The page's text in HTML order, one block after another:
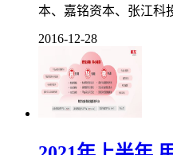
本、嘉铭资本、张江科
2016-12-28